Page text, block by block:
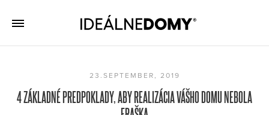
23.SEPTEMBER, 2019
4 ZÁKLADNÉ PREDPOKLADY, ABY REALIZÁCIA VÁŠHO DOMU NEBOLA